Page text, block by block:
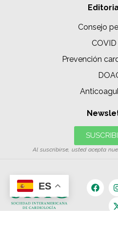
Consejo
COVID
Prevención
Al suscribirse, usted acepta
ES